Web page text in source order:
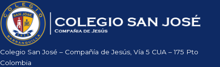
Colegio San José – Compañía de Jesús, Vía 5 CUA – 175 Pto
Colombia